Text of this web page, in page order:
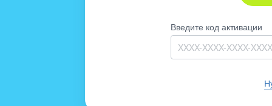
Введите код активации